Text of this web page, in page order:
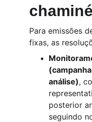
Para emissões
fixas, as
análise),
posterior
seguindo